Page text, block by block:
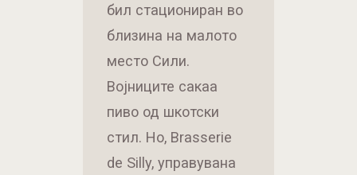
бил стациониран во
близина на малото
место Сили.
Војниците сакаа
пиво од шкотски
стил. Но, Brasserie
de Silly, управувана